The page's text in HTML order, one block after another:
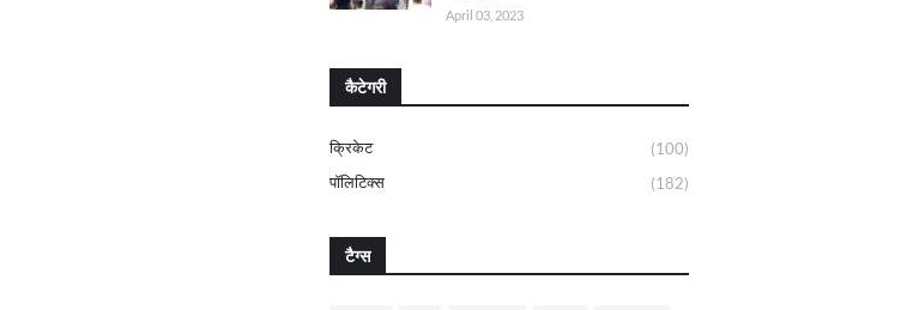
April 03, 2023
कैटेगरी
क्रिकेट
(100)
पॉलिटिक्स
(182)
टैग्स